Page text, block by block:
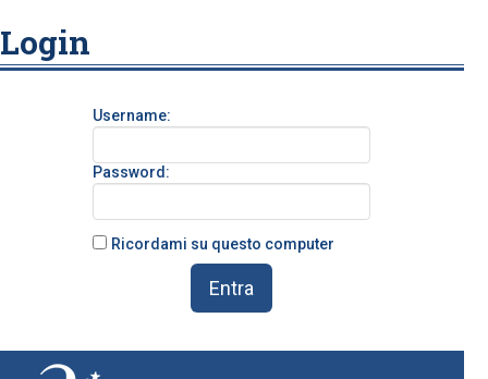
Login
Username:
Password:
Ricordami su questo computer
Entra